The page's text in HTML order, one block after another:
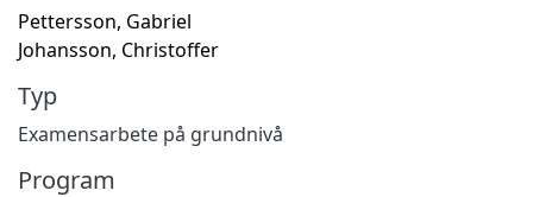
Pettersson, Gabriel
Johansson, Christoffer
Typ
Examensarbete på grundnivå
Program